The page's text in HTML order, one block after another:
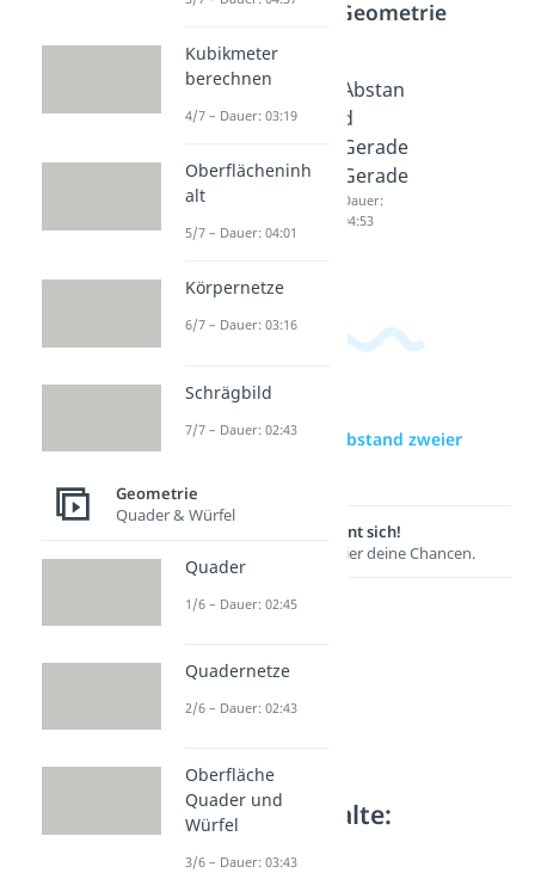
Bereich
Geometrie
Abstan
d Punkt
Dauer:
03:21
Lagebe
ziehung
Gerade
Dauer:
Abstan
d
Gerade
Gerade
Dauer:
04:53
zur Videoseite: Abstand zweier
Lernen lohnt sich!
Entdecke hier deine Chancen.
Weitere Inhalte:
Geometrie
Kubikmeter
berechnen
4/7 – Dauer: 03:19
Oberflächeninh
alt
5/7 – Dauer: 04:01
Körpernetze
6/7 – Dauer: 03:16
Schrägbild
7/7 – Dauer: 02:43
Geometrie
Quader & Würfel
Quader
1/6 – Dauer: 02:45
Quadernetze
2/6 – Dauer: 02:43
Oberfläche
Quader und
Würfel
3/6 – Dauer: 03:43